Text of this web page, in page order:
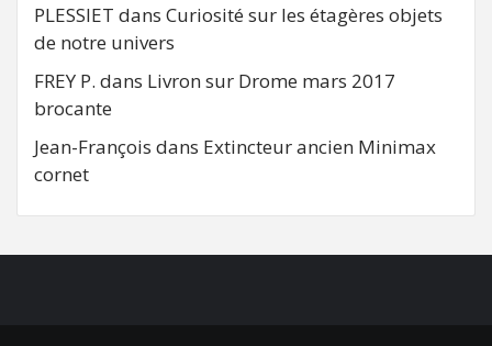
PLESSIET dans Curiosité sur les étagères objets
de notre univers
FREY P. dans Livron sur Drome mars 2017
brocante
Jean-François dans Extincteur ancien Minimax
cornet